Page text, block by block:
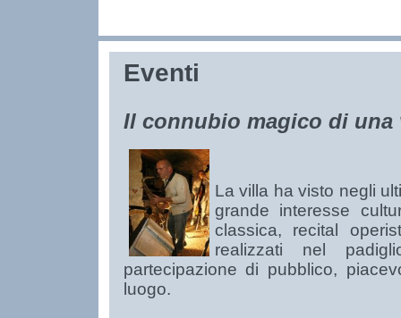
Eventi
Il connubio magico di
La villa ha visto negli
grande interesse
classica, recital
realizzati nel
partecipazione di pubblico,
luogo.